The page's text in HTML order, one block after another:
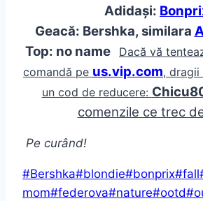
Adidași:
Geacă: Bershka, similara
Top: no name
Dacă vă
comandă pe us.vip.com, dragii
un cod de reducere:
comenzile ce trec
Pe curând!
Post
Tags:
#Bershka#blondie#bonprix#fall
mom#federova#nature#ootd#